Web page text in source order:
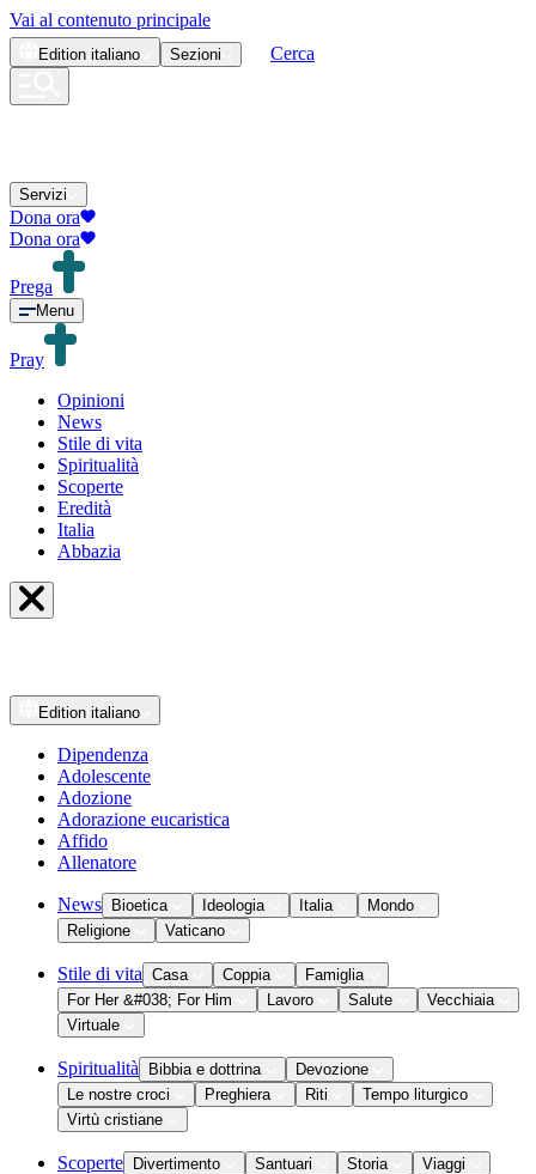
Vai al contenuto principale
Edition italiano Sezioni Cerca
Servizi
Dona ora
Dona ora
Prega
Menu
Pray
Opinioni
News
Stile di vita
Spiritualità
Scoperte
Eredità
Italia
Abbazia
Edition italiano
Dipendenza
Adolescente
Adozione
Adorazione eucaristica
Affido
Allenatore
News Bioetica Ideologia Italia
Mondo
Religione
Vaticano
Stile di vita Casa Coppia
Famiglia
For Her &#038; For Him
Lavoro Salute
Vecchiaia
Virtuale
Spiritualità Bibbia e dottrina
Devozione
Le nostre croci
Preghiera Riti
Tempo liturgico
Virtù cristiane
Scoperte Divertimento Santuari Storia Viaggi